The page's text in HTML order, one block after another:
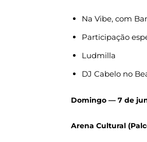
Na Vibe, com
Participação
Ludmilla
DJ Cabelo no
Domingo — 7 de
Arena Cultural